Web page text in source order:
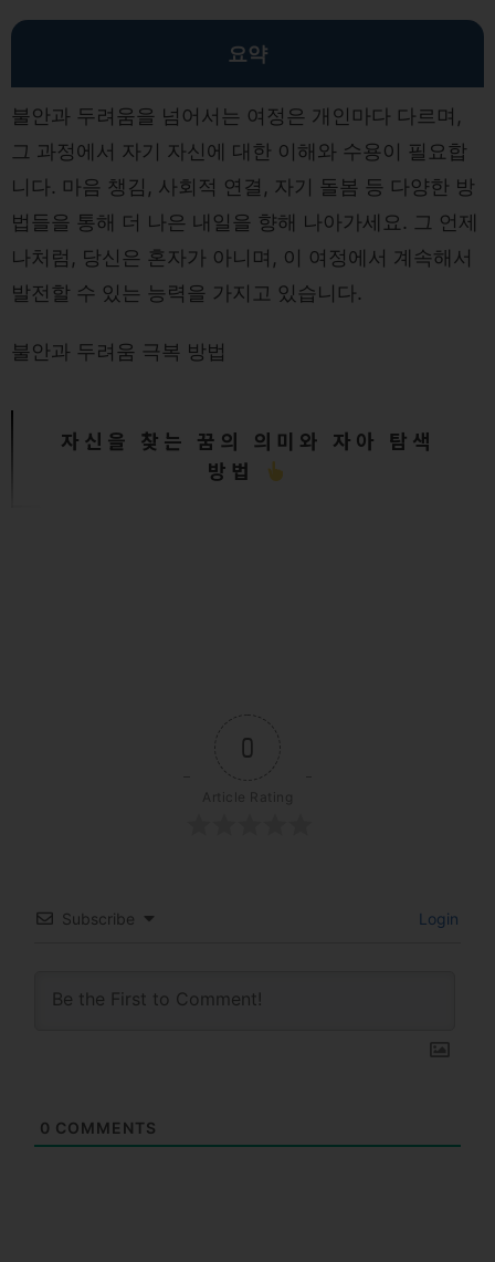
요약
불안과 두려움을 넘어서는 여정은 개인마다 다르며,
그 과정에서 자기 자신에 대한 이해와 수용이 필요합
니다. 마음 챙김, 사회적 연결, 자기 돌봄 등 다양한 방
법들을 통해 더 나은 내일을 향해 나아가세요. 그 언제
나처럼, 당신은 혼자가 아니며, 이 여정에서 계속해서
발전할 수 있는 능력을 가지고 있습니다.
불안과 두려움 극복 방법
자신을 찾는 꿈의 의미와 자아 탐색
방법
0
Article Rating
Subscribe Login
0 COMMENTS